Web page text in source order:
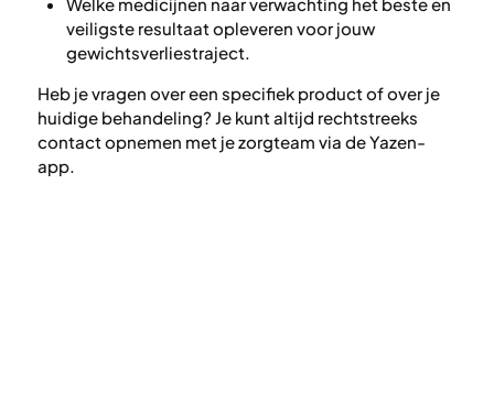
veiligste resultaat opleveren voor jouw
gewichtsverliestraject.
Heb je vragen over een specifiek product of over je
huidige behandeling? Je kunt altijd rechtstreeks
contact opnemen met je zorgteam via de Yazen-
app.